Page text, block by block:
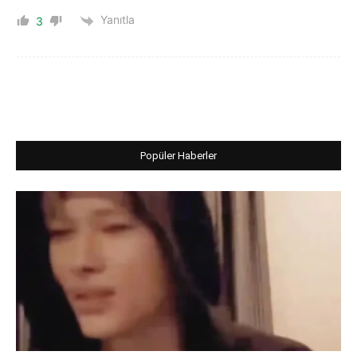
3 Yanıtla
Popüler Haberler